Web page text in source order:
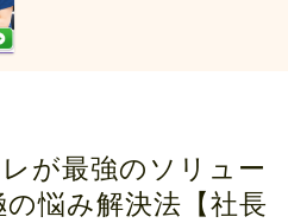
レが最強のソリュー
悩み解決法【社長